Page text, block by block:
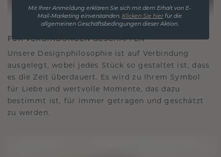
FÜR VERBINDUNGEN GESCHAFFEN
Unsere Designphilosophie ist auf Verbindung
ausgelegt, wobei jedes Stück so gestaltet ist, dass
es die Zeit überdauert. Es wird zu Ihrem Symbol
für Liebe und wertvolle Momente, das dazu
bestimmt ist, für immer getragen und geschätzt
zu werden.
Mit Ihrer Anmeldung erklären Sie sich mit dem Erhalt von E-
Mail-Marketing einverstanden. Klicken Sie hierfür die
allgemeinen Geschäftsbedingungen dieser Aktion.